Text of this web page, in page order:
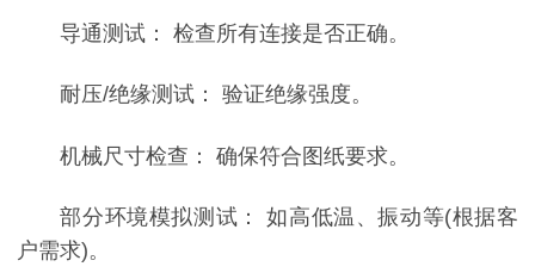
导通测试： 检查所有连接是否正确。
耐压/绝缘测试： 验证绝缘强度。
机械尺寸检查： 确保符合图纸要求。
部分环境模拟测试： 如高低温、振动等(根据客
户需求)。